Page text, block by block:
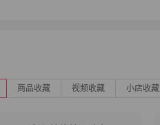
商品收藏 视频收藏 小店收藏